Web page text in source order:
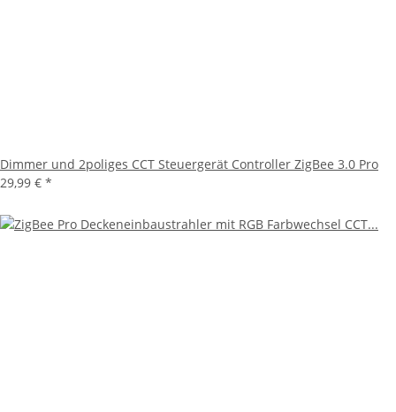
Dimmer und 2poliges CCT Steuergerät Controller ZigBee 3.0 Pro
29,99 € *